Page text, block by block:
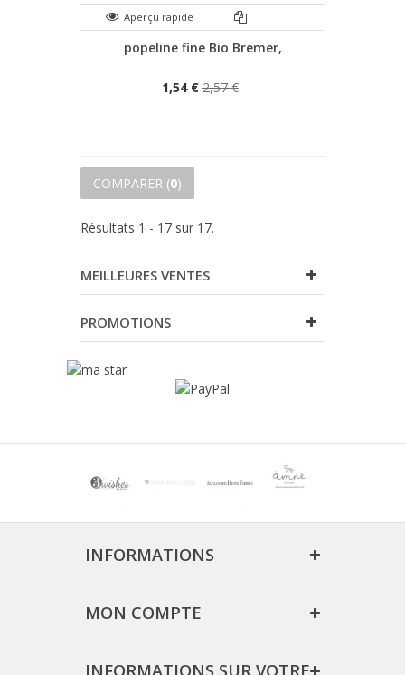
Aperçu rapide
popeline fine Bio Bremer,
1,54 € 2,57 €
COMPARER (0)
Résultats 1 - 17 sur 17.
MEILLEURES VENTES
PROMOTIONS
INFORMATIONS
MON COMPTE
INFORMATIONS SUR VOTRE